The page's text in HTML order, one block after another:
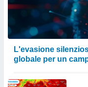
L'evasione
globale per un